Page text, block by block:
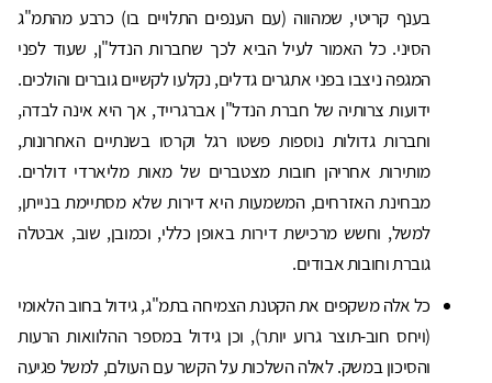
בענף קריטי, שמהווה (עם הענפים התלויים בו) כרבע מהתמ"ג
הסיני. כל האמור לעיל הביא לכך שחברות הנדל"ן, שעוד לפני
המגפה ניצבו בפני אתגרים גדלים, נקלעו לקשיים גוברים והולכים.
ידועות צרותיה של חברת הנדל"ן אברגרייד, אך היא אינה לבדה,
וחברות גדולות נוספות פשטו רגל וקרסו בשנתיים האחרונות,
מותירות אחריהן חובות מצטברים של מאות מליארדי דולרים.
מבחינת האזרחים, המשמעות היא דירות שלא מסתיימת בנייתן,
למשל, וחשש מרכישת דירות באופן כללי, וכמובן, שוב, אבטלה
גוברת וחובות אבודים.
כל אלה משקפים את הקטנת הצמיחה בתמ"ג, גידול בחוב הלאומי
(ויחס חוב-תוצר גרוע יותר), וכן גידול במספר ההלוואות הרעות
והסיכון במשק. לאלה השלכות על הקשר עם העולם, למשל פגיעה